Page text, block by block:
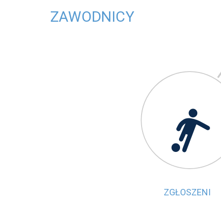
ZAWODNICY

ZGŁOSZENI